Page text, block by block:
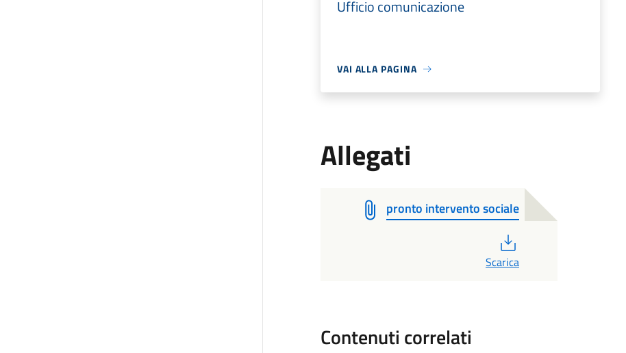
Ufficio comunicazione
VAI ALLA PAGINA
Allegati
pronto intervento sociale
Scarica
Contenuti correlati